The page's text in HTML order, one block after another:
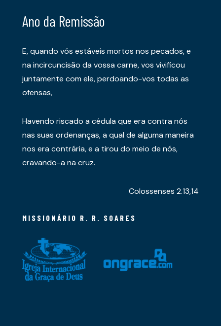
Ano da Remissão
E, quando vós estáveis mortos nos pecados, e
na incircuncisão da vossa carne, vos vivificou
juntamente com ele, perdoando-vos todas as
ofensas,
Havendo riscado a cédula que era contra nós
nas suas ordenanças, a qual de alguma maneira
nos era contrária, e a tirou do meio de nós,
cravando-a na cruz.
Colossenses 2.13,14
MISSIONÁRIO R. R. SOARES